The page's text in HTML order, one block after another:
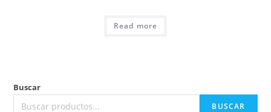
Read more
Buscar
BUSCAR